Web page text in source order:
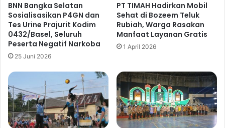
BNN Bangka Selatan
Sosialisasikan P4GN dan
Tes Urine Prajurit Kodim
0432/Basel, Seluruh
Peserta Negatif Narkoba
25 Juni 2026
PT TIMAH Hadirkan Mobil
Sehat di Bozeem Teluk
Rubiah, Warga Rasakan
Manfaat Layanan Gratis
1 April 2026